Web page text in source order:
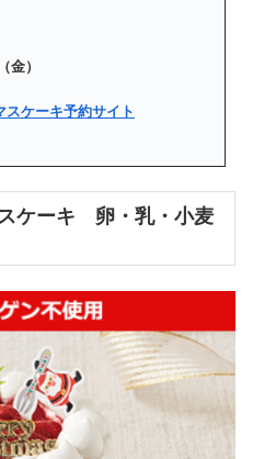
金）
ケーキ予約サイト
ケーキ 卵・乳・小麦